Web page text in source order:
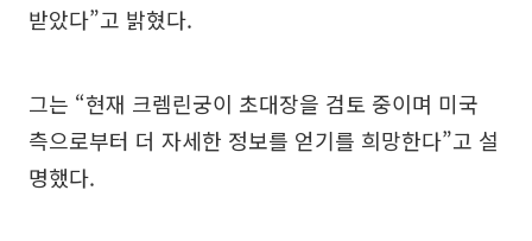
받았다”고 밝혔다.
그는 “현재 크렘린궁이 초대장을 검토 중이며 미국
측으로부터 더 자세한 정보를 얻기를 희망한다”고 설
명했다.